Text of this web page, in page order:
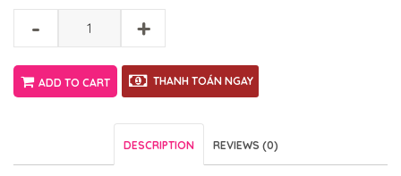
- +
ADD TO CART THANH TOÁN NGAY
DESCRIPTION REVIEWS (0)